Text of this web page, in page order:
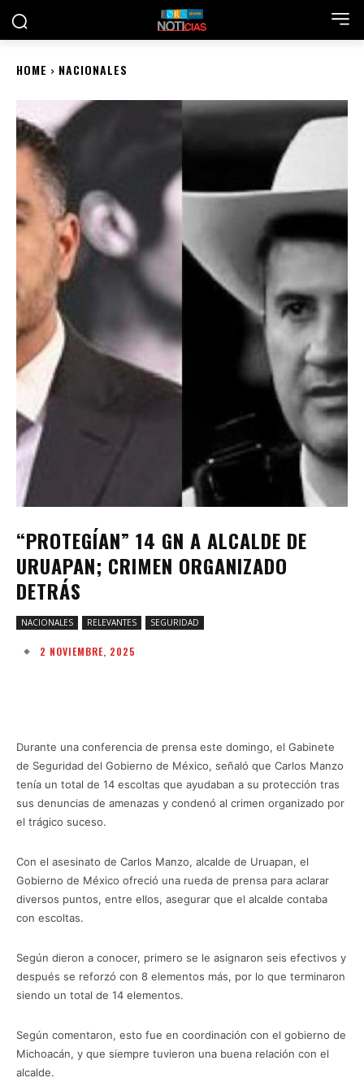
HOME NACIONALES
“PROTEGÍAN” 14 GN A ALCALDE DE
URUAPAN; CRIMEN ORGANIZADO
DETRÁS
NACIONALES RELEVANTES SEGURIDAD
2 NOVIEMBRE, 2025
Durante una conferencia de prensa este domingo, el Gabinete
de Seguridad del Gobierno de México, señaló que Carlos Manzo
tenía un total de 14 escoltas que ayudaban a su protección tras
sus denuncias de amenazas y condenó al crimen organizado por
el trágico suceso.
Con el asesinato de Carlos Manzo, alcalde de Uruapan, el
Gobierno de México ofreció una rueda de prensa para aclarar
diversos puntos, entre ellos, asegurar que el alcalde contaba
con escoltas.
Según dieron a conocer, primero se le asignaron seis efectivos y
después se reforzó con 8 elementos más, por lo que terminaron
siendo un total de 14 elementos.
Según comentaron, esto fue en coordinación con el gobierno de
Michoacán, y que siempre tuvieron una buena relación con el
alcalde.